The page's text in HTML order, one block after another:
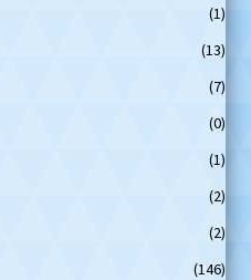
(1)
(13)
(7)
(0)
(1)
(2)
(2)
(146)